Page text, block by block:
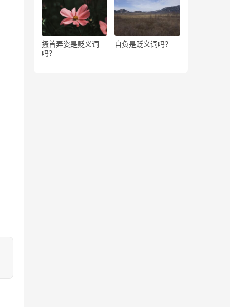
搔首弄姿是贬义词
吗？
自负是贬义词吗？